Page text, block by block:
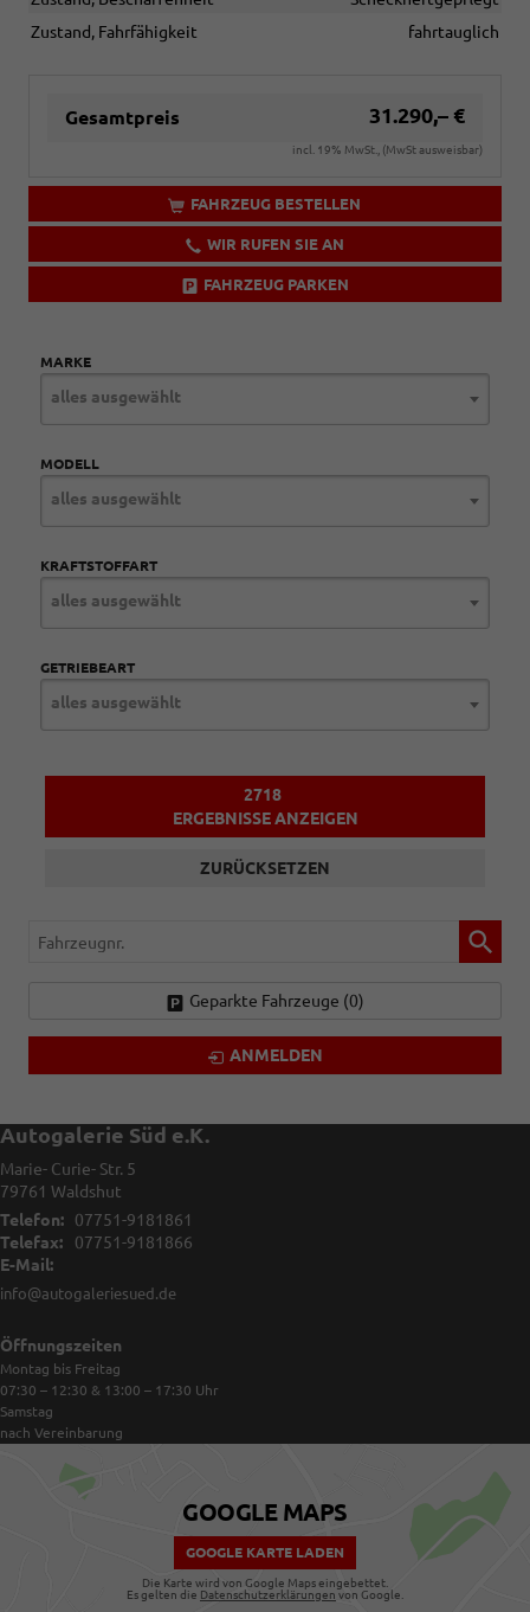
Zustand, Fahrfähigkeit
fahrtauglich
Gesamtpreis 31.290,– €
incl. 19% MwSt., (MwSt ausweisbar)
FAHRZEUG BESTELLEN
WIR RUFEN SIE AN
FAHRZEUG PARKEN
MARKE
alles ausgewählt
MODELL
alles ausgewählt
KRAFTSTOFFART
alles ausgewählt
GETRIEBEART
alles ausgewählt
2718
ERGEBNISSE ANZEIGEN
ZURÜCKSETZEN
Fahrzeugnr.
Geparkte Fahrzeuge (0)
ANMELDEN
Autogalerie Süd e.K.
Marie- Curie- Str. 5
79761 Waldshut
Telefon:
07751-9181861
Telefax:
07751-9181866
E-Mail:
info@autogaleriesued.de
Öffnungszeiten
Montag bis Freitag
07:30 – 12:30 & 13:00 – 17:30 Uhr
Samstag
nach Vereinbarung
GOOGLE MAPS
GOOGLE KARTE LADEN
Die Karte wird von Google Maps eingebettet.
Es gelten die Datenschutzerklärungen von Google.